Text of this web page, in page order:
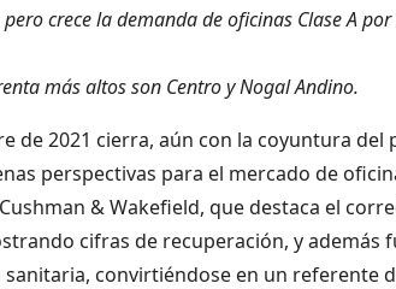
crece la demanda de oficinas Clase A
más altos son Centro y Nogal Andino.
de 2021 cierra, aún con la coyuntura del
perspectivas para el mercado de
& Wakefield, que destaca el
cifras de recuperación, y además
convirtiéndose en un referente